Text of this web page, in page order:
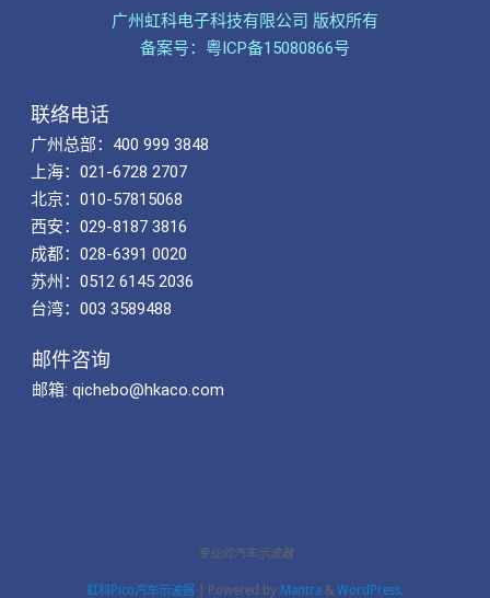
广州虹科电子科技有限公司 版权所有
备案号：粤ICP备15080866号
联络电话
广州总部：400 999 3848
上海：021-6728 2707
北京：010-57815068
西安：029-8187 3816
成都：028-6391 0020
苏州：0512 6145 2036
台湾：003 3589488
邮件咨询
邮箱: qichebo@hkaco.com
专业的汽车示波器
虹科Pico汽车示波器 | Powered by Mantra & WordPress.